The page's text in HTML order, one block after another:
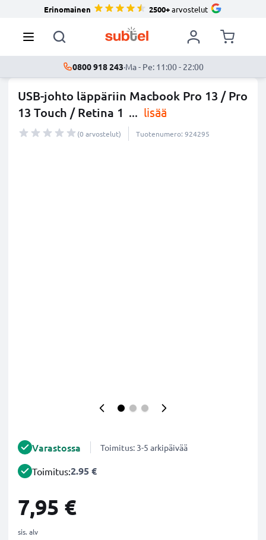
Erinomainen 2500+arvostelut
0800 918 243·Ma - Pe: 11:00 - 22:00
USB-johto läppäriin Macbook Pro 13 / Pro
13 Touch / Retina 1 ... lisää
(0 arvostelut) Tuotenumero: 924295
Varastossa Toimitus: 3-5 arkipäivää
Toimitus:2.95 €
7,95 €
sis. alv